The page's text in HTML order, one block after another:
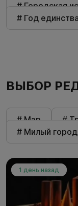
# Городская
# Год
ВЫБОР
# Мэр #
# Милый город
1 день назад